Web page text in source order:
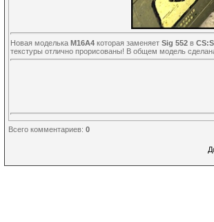
Новая моделька M16A4 которая заменяет Sig 552 в CS:S
текстуры отлично прорисованы! В общем модель
Всего комментариев: 0